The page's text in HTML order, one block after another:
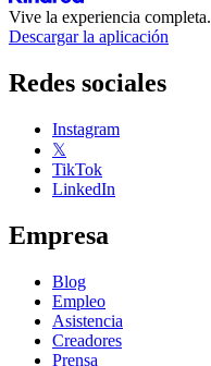
Vive la experiencia completa.
Descargar la aplicación
Redes sociales
Instagram
𝕏
TikTok
LinkedIn
Empresa
Blog
Empleo
Asistencia
Creadores
Prensa